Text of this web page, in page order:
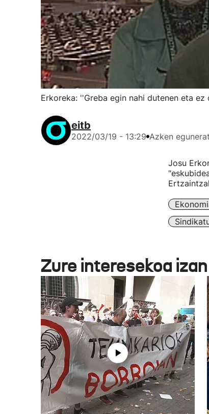
Erkoreka: ''Greba egin nahi dutenen eta
eitb
2022/03/19 - 13:29 Azken
Josu
Zure interesekoa